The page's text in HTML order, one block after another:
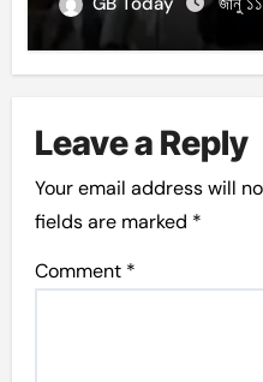
Leave a Reply
Your email address will
fields are marked *
Comment *